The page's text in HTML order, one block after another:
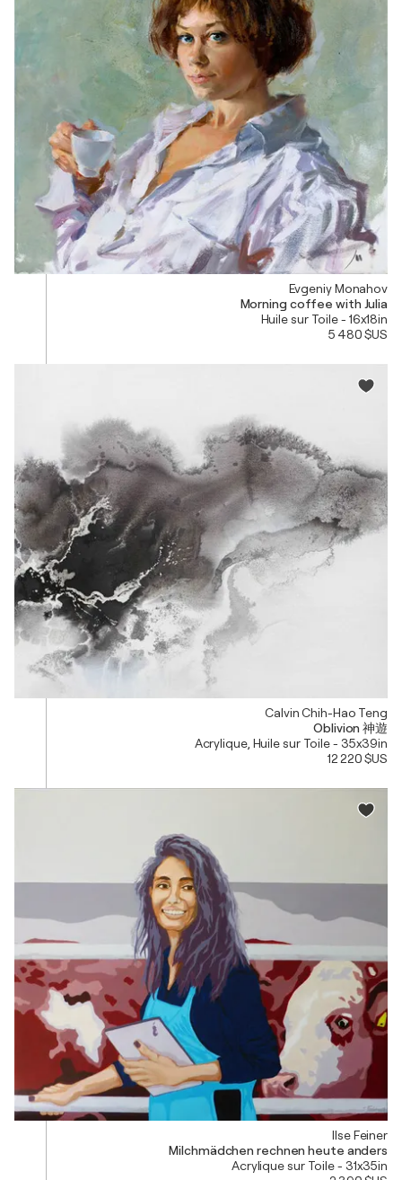
Evgeniy Monahov
Morning coffee with Julia
Huile sur Toile - 16x18in
5 480 $US
Calvin Chih-Hao Teng
Oblivion 神遊
Acrylique, Huile sur Toile - 35x39in
12 220 $US
Ilse Feiner
Milchmädchen rechnen heute anders
Acrylique sur Toile - 31x35in